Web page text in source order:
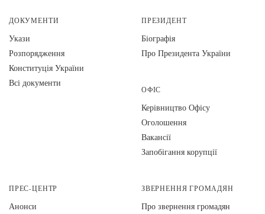
ДОКУМЕНТИ
Укази
Розпорядження
Конституція України
Всі документи
ПРЕЗИДЕНТ
Біографія
Про Президента України
ОФІС
Керівництво Офісу
Оголошення
Вакансії
Запобігання корупції
ПРЕС-ЦЕНТР
Анонси
ЗВЕРНЕННЯ ГРОМАДЯН
Про звернення громадян